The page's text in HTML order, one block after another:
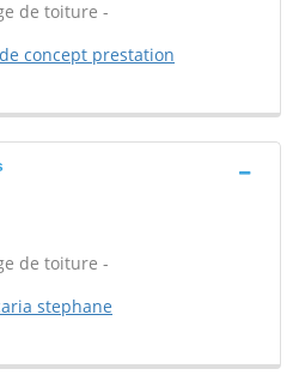
de toiture -
concept prestation
de toiture -
stephane